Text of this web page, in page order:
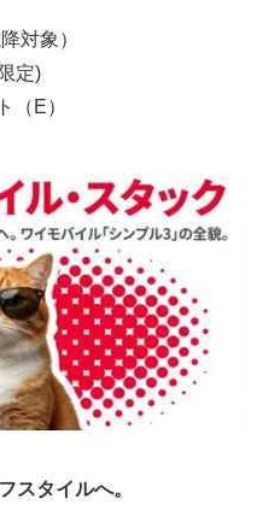
対象）
定)
（E）
スタイルへ。